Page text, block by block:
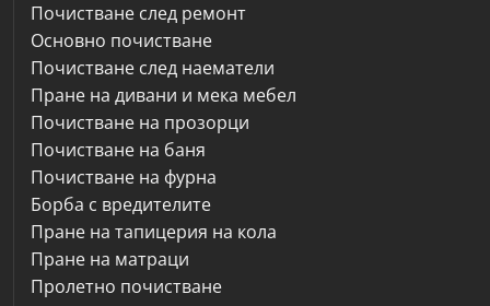
Почистване след ремонт
Основно почистване
Почистване след наематели
Пране на дивани и мека мебел
Почистване на прозорци
Почистване на баня
Почистване на фурна
Борба с вредителите
Пране на тапицерия на кола
Пране на матраци
Пролетно почистване